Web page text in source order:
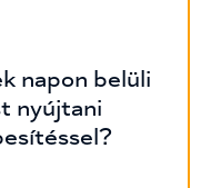
napon belüli
nyújtani